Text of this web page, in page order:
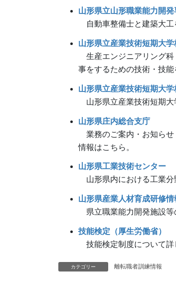
山形県立山形職業能力開発
自動車整備士と建築大工
山形県立産業技術短期大
生産エンジニアリング科
事をするための技術・技能
山形県立産業技術短期大学
山形県立産業技術短期大
山形県庄内総合支庁
業務のご案内・お知らせ
情報はこちら。
山形県工業技術センター
山形県内における工業分
山形県産業人材育成研修情
県立職業能力開発施設等
技能検定（厚生労働省）
技能検定制度について詳
カテゴリー 離転職者訓練情報